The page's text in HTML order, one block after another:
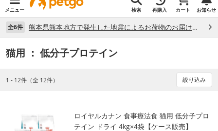
メニュー 検索 再購入 カート お知らせ
全6件 熊本県熊本地方で発生した地震によるお荷物のお届け状況について （7/28）
猫用 ： 低分子プロテイン
1 - 12件（全 12件） 絞り込み
ロイヤルカナン 食事療法食 猫用 低分子プロ
テイン ドライ 4kg×4袋【ケース販売】